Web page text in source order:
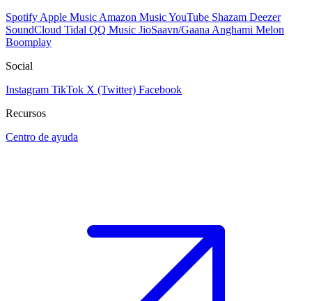
Spotify Apple Music Amazon MusicYouTube Shazam Deezer
SoundCloud Tidal QQ Music JioSaavn/Gaana Anghami Melon
Boomplay
Social
Instagram TikTok X (Twitter) Facebook
Recursos
Centro de ayuda